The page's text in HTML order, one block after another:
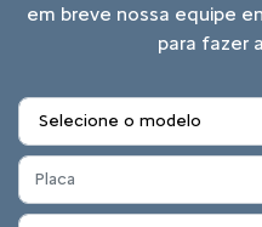
em breve nossa equipe
para fazer